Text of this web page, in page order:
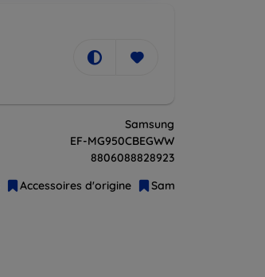
Samsung
EF-MG950CBEGWW
8806088828923
Accessoires d'origine Samsung